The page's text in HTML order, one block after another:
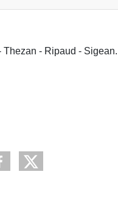
- Ripaud - Sigean.